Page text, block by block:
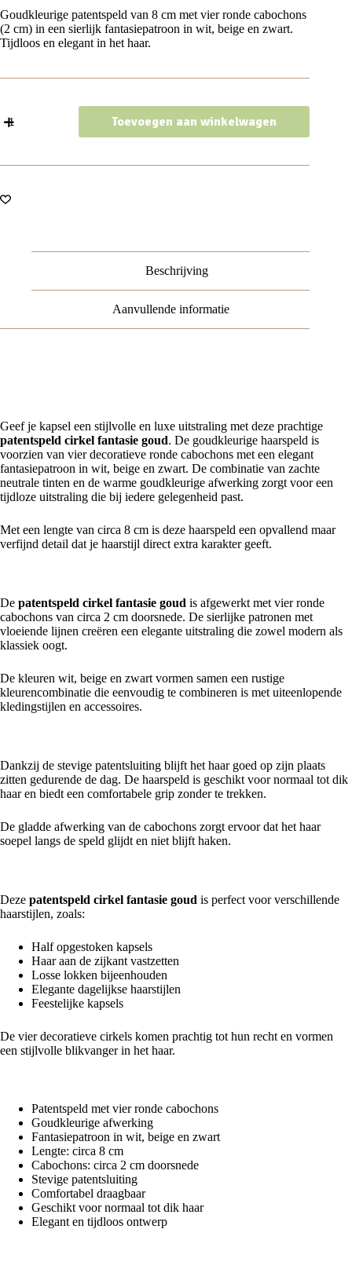
Goudkleurige patentspeld van 8 cm met vier ronde cabochons
(2 cm) in een sierlijk fantasiepatroon in wit, beige en zwart.
Tijdloos en elegant in het haar.
Patentspeld
Cirkel
Fantasie
Patroon
Toevoegen aan winkelwagen
Beschrijving
Aanvullende informatie
Geef je kapsel een stijlvolle en luxe uitstraling met deze prachtige
patentspeld cirkel fantasie goud. De goudkleurige haarspeld is
voorzien van vier decoratieve ronde cabochons met een elegant
fantasiepatroon in wit, beige en zwart. De combinatie van zachte
neutrale tinten en de warme goudkleurige afwerking zorgt voor een
tijdloze uitstraling die bij iedere gelegenheid past.
Met een lengte van circa 8 cm is deze haarspeld een opvallend maar
verfijnd detail dat je haarstijl direct extra karakter geeft.
De patentspeld cirkel fantasie goud is afgewerkt met vier ronde
cabochons van circa 2 cm doorsnede. De sierlijke patronen met
vloeiende lijnen creëren een elegante uitstraling die zowel modern als
klassiek oogt.
De kleuren wit, beige en zwart vormen samen een rustige
kleurencombinatie die eenvoudig te combineren is met uiteenlopende
kledingstijlen en accessoires.
Dankzij de stevige patentsluiting blijft het haar goed op zijn plaats
zitten gedurende de dag. De haarspeld is geschikt voor normaal tot dik
haar en biedt een comfortabele grip zonder te trekken.
De gladde afwerking van de cabochons zorgt ervoor dat het haar
soepel langs de speld glijdt en niet blijft haken.
Deze patentspeld cirkel fantasie goud is perfect voor verschillende
haarstijlen, zoals:
Half opgestoken kapsels
Haar aan de zijkant vastzetten
Losse lokken bijeenhouden
Elegante dagelijkse haarstijlen
Feestelijke kapsels
De vier decoratieve cirkels komen prachtig tot hun recht en vormen
een stijlvolle blikvanger in het haar.
Patentspeld met vier ronde cabochons
Goudkleurige afwerking
Fantasiepatroon in wit, beige en zwart
Lengte: circa 8 cm
Cabochons: circa 2 cm doorsnede
Stevige patentsluiting
Comfortabel draagbaar
Geschikt voor normaal tot dik haar
Elegant en tijdloos ontwerp